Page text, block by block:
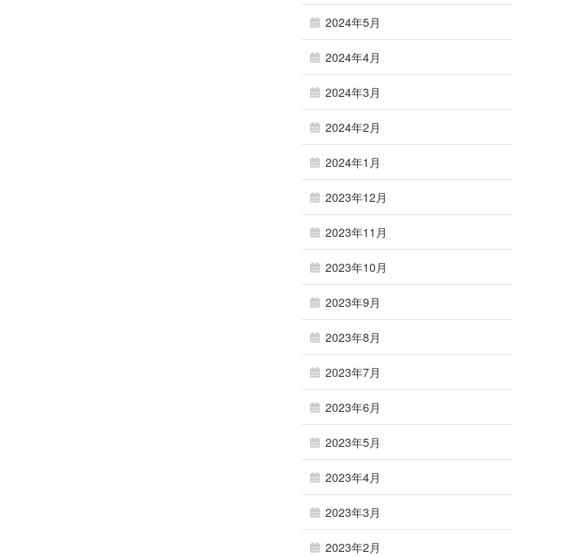
2024年5月
2024年4月
2024年3月
2024年2月
2024年1月
2023年12月
2023年11月
2023年10月
2023年9月
2023年8月
2023年7月
2023年6月
2023年5月
2023年4月
2023年3月
2023年2月